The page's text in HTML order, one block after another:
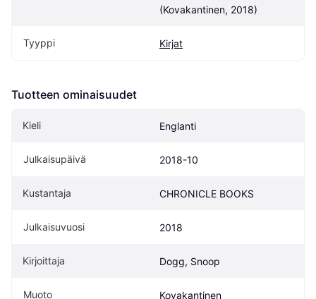
(Kovakantinen, 2018)
Tyyppi Kirjat
Tuotteen ominaisuudet
Kieli Englanti
Julkaisupäivä 2018-10
Kustantaja CHRONICLE BOOKS
Julkaisuvuosi 2018
Kirjoittaja Dogg, Snoop
Muoto Kovakantinen